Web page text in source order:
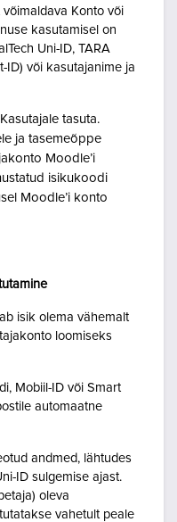
Konto või
kasutamisel on
Uni-ID, TARA
ID) või kasutajanime ja
tasuta.
ja tasemeõppe
Moodle’i
isikukoodi
Moodle’i konto
isik olema vähemalt
loomiseks
Mobiil-ID või Smart
automaatne
andmed, lähtudes
ID sulgemise ajast.
oleva
vahetult peale